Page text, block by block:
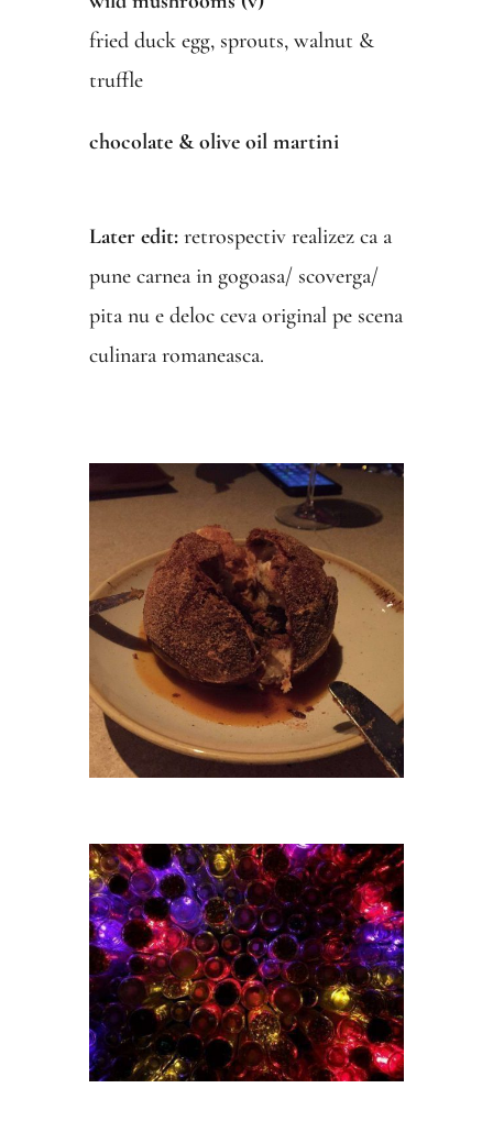
fried duck egg, sprouts, walnut &
truffle
chocolate & olive oil martini
Later edit: retrospectiv realizez ca a
pune carnea in gogoasa/ scoverga/
pita nu e deloc ceva original pe scena
culinara romaneasca.